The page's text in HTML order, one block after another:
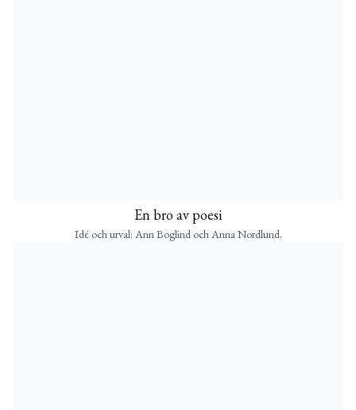
En bro av poesi
Idé och urval: Ann Boglind och Anna Nordlund.